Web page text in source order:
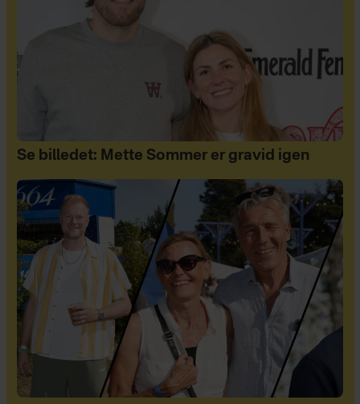
Se billedet: Mette Sommer er gravid igen